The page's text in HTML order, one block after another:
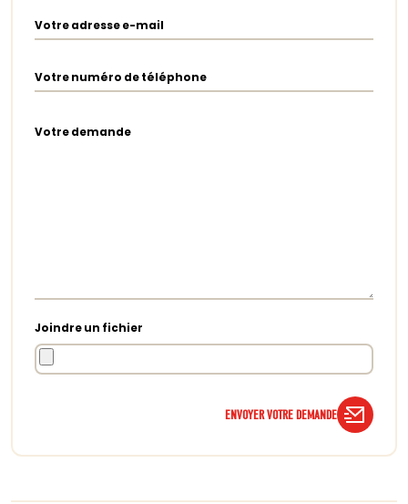
Votre adresse e-mail
Votre numéro de téléphone
Votre demande
Joindre un fichier
ENVOYER VOTRE DEMANDE